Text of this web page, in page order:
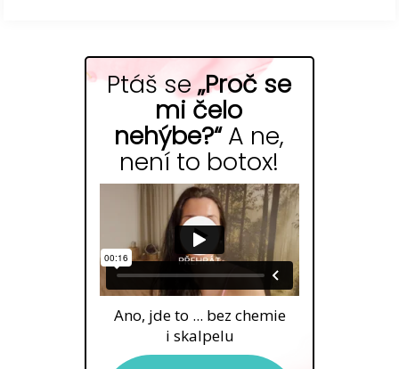
Ptáš se „Proč se
mi čelo
nehýbe?“A ne,
není to botox!
Ano, jde to ... bez chemie
i skalpelu